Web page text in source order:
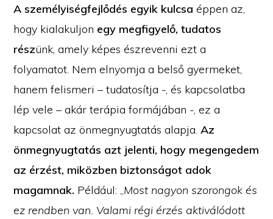
A személyiségfejlődés egyik kulcsa éppen az,
hogy kialakuljon egy megfigyelő, tudatos
részünk, amely képes észrevenni ezt a
folyamatot. Nem elnyomja a belső gyermeket,
hanem felismeri – tudatosítja -, és kapcsolatba
lép vele – akár terápia formájában -, ez a
kapcsolat az önmegnyugtatás alapja.Az
önmegnyugtatás azt jelenti, hogy megengedem
az érzést, miközben biztonságot adok
magamnak. Például: „Most nagyon szorongok és
ez rendben van. Valami régi érzés aktiválódott